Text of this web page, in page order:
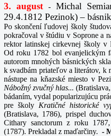
3. august -Michal
29.4.1812 Pezinok) –
Po skončení ľudovej školy
pokračoval v štúdiu v Soprone a
rektor latinskej cirkevnej školy v
Od roku 1782 bol evanjelickým
autorom mnohých básnických
k svadbám priateľov a literátov, k
nástupe na kňazské miesto v
Nábožný zvučný hlas...
bádaním, vydal popularizujúcu
pre školy Kratičné historické
(Bratislava, 1786), prispel
Cithary sanctorum z roku
(1787). Prekladal z maďarčiny. -